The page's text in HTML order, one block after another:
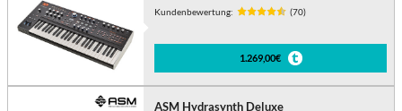
Kundenbewertung: (70)
1.269,00€
ASM Hydrasynth Deluxe